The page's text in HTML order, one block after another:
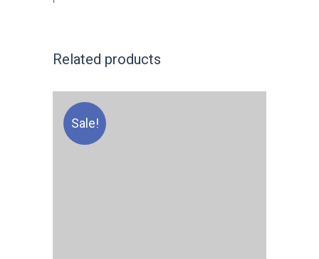
Related products
Sale!